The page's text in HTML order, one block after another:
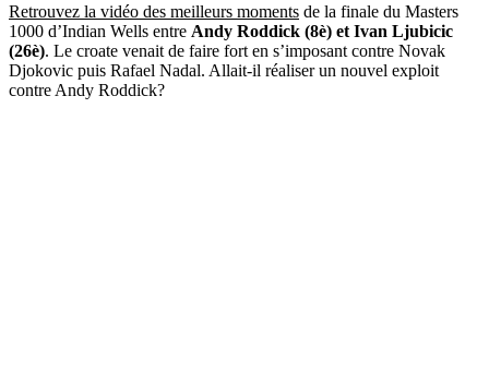
Retrouvez la vidéo des meilleurs moments de la finale du Masters
1000 d’Indian Wells entre Andy Roddick (8è) et Ivan Ljubicic
(26è). Le croate venait de faire fort en s’imposant contre Novak
Djokovic puis Rafael Nadal. Allait-il réaliser un nouvel exploit
contre Andy Roddick?